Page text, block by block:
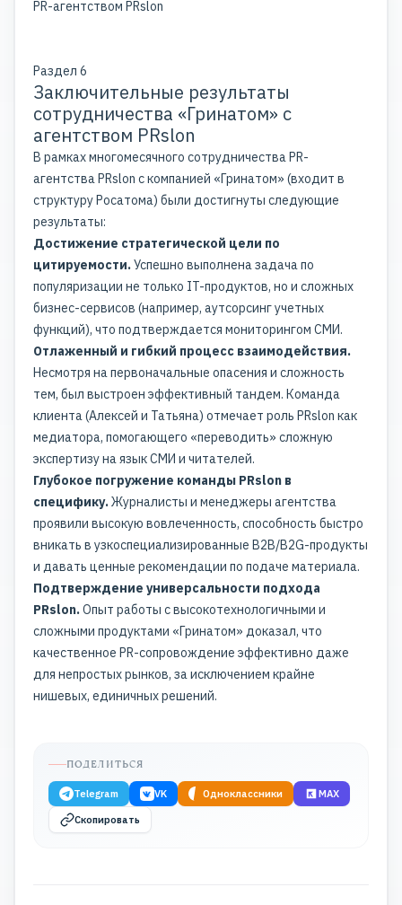
PR-агентством PRslon
Раздел 6
Заключительные результаты
сотрудничества «Гринатом» с
агентством PRslon
В рамках многомесячного сотрудничества PR-
агентства PRslon с компанией «Гринатом» (входит в
структуру Росатома) были достигнуты следующие
результаты:
Достижение стратегической цели по
цитируемости.Успешно выполнена задача по
популяризации не только IT-продуктов, но и сложных
бизнес-сервисов (например, аутсорсинг учетных
функций), что подтверждается мониторингом СМИ.
Отлаженный и гибкий процесс взаимодействия.
Несмотря на первоначальные опасения и сложность
тем, был выстроен эффективный тандем. Команда
клиента (Алексей и Татьяна) отмечает роль PRslon как
медиатора, помогающего «переводить» сложную
экспертизу на язык СМИ и читателей.
Глубокое погружение команды PRslon в
специфику.Журналисты и менеджеры агентства
проявили высокую вовлеченность, способность быстро
вникать в узкоспециализированные B2B/B2G-продукты
и давать ценные рекомендации по подаче материала.
Подтверждение универсальности подхода
PRslon.Опыт работы с высокотехнологичными и
сложными продуктами «Гринатом» доказал, что
качественное PR-сопровождение эффективно даже
для непростых рынков, за исключением крайне
нишевых, единичных решений.
ПОДЕЛИТЬСЯ
Telegram VK Одноклассники MAX
Скопировать